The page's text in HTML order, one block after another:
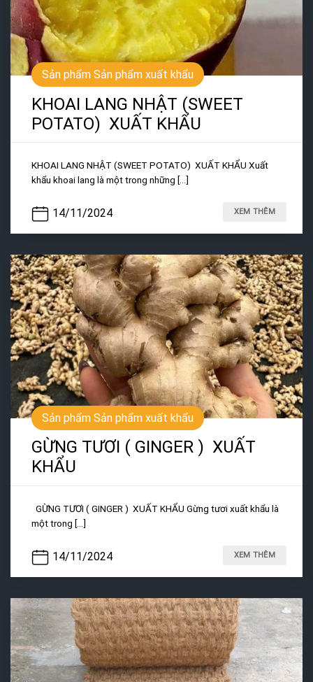
Sản phẩm Sản phẩm xuất khẩu
KHOAI LANG NHẬT (SWEET
POTATO) XUẤT KHẨU
14/11/2024
KHOAI LANG NHẬT (SWEET POTATO) XUẤT KHẨU Xuất
khẩu khoai lang là một trong những [...]
XEM THÊM
Sản phẩm Sản phẩm xuất khẩu
GỪNG TƯƠI ( GINGER ) XUẤT
KHẨU
14/11/2024
GỪNG TƯƠI ( GINGER ) XUẤT KHẨU Gừng tươi xuất khẩu là
một trong [...]
XEM THÊM